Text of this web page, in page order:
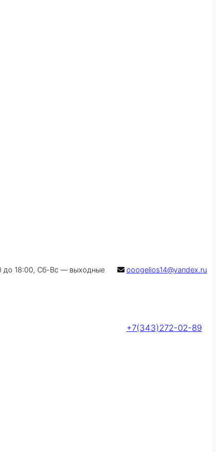
до 18:00, Сб-Вс — выходные ooogelios14@yandex.ru
+7(343)272-02-89